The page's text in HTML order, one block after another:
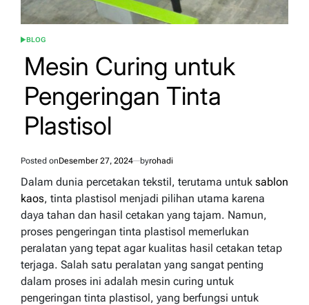
POSTED
BLOG
Mesin Curing untuk
Pengeringan Tinta
Plastisol
Posted onDesember 27, 2024 byrohadi
Dalam dunia percetakan tekstil, terutama untuk sablon
kaos, tinta plastisol menjadi pilihan utama karena
daya tahan dan hasil cetakan yang tajam. Namun,
proses pengeringan tinta plastisol memerlukan
peralatan yang tepat agar kualitas hasil cetakan tetap
terjaga. Salah satu peralatan yang sangat penting
dalam proses ini adalah mesin curing untuk
pengeringan tinta plastisol, yang berfungsi untuk